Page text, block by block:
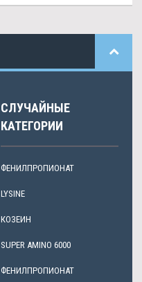
СЛУЧАЙНЫЕ
КАТЕГОРИИ
ФЕНИЛПРОПИОНАТ
LYSINE
КОЗЕИН
SUPER AMINO 6000
ФЕНИЛПРОПИОНАТ